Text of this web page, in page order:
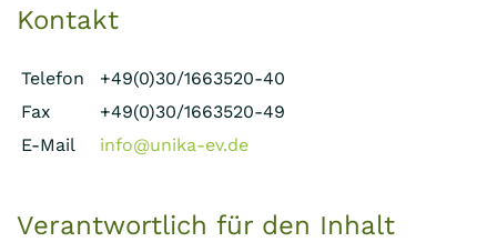
Kontakt
Telefon
+49(0)30/1663520-40
Fax
+49(0)30/1663520-49
E-Mail
info@unika-ev.de
Verantwortlich für den Inhalt